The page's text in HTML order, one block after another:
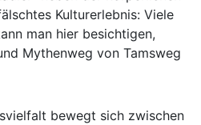
Kulturerlebnis: Viele
man hier besichtigen,
Mythenweg von Tamsweg
bewegt sich zwischen